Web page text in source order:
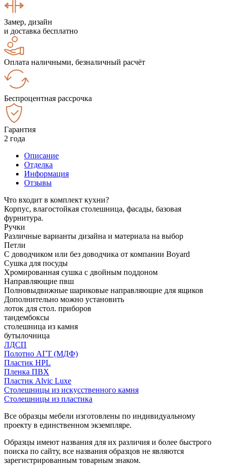
Замер, дизайн
и доставка бесплатно
Оплата наличными, безналичный расчёт
Беспроцентная рассрочка
Гарантия
2 года
Описание
Отделка
Информация
Отзывы
Что входит в комплект кухни?
Корпус, влагостойкая столешница, фасады, базовая
фурнитура.
Ручки
Различные варианты дизайна и материала на выбор
Петли
С доводчиком или без доводчика от компании Boyard
Сушка для посуды
Хромированная сушка с двойным поддоном
Направляющие пвш
Полновыдвижные шариковые направляющие для ящиков
Дополнительно можно установить
лоток для стол. приборов
тандембоксы
столешница из камня
бутылочница
ЛДСП
Полотно АГТ (МДФ)
Пластик HPL
Пленка ПВХ
Пластик Alvic Luxe
Столешницы из искусственного камня
Столешницы из пластика
Все образцы мебели изготовлены по индивидуальному
проекту в единственном экземпляре.
Образцы имеют названия для их различия и более быстрого
поиска по сайту, все названия образцов не являются
зарегистрированным товарным знаком.